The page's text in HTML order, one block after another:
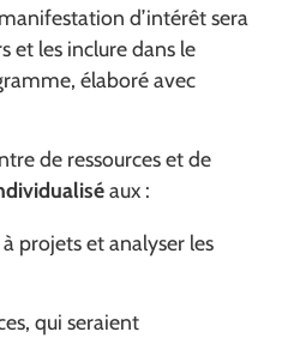
d’intérêt sera
et les inclure dans le
élaboré avec
de ressources et de
aux :
projets et analyser les
qui seraient